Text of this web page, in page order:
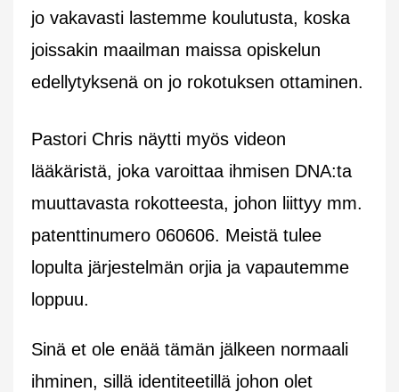
jo vakavasti lastemme koulutusta, koska
joissakin maailman maissa opiskelun
edellytyksenä on jo rokotuksen ottaminen.
Pastori Chris näytti myös videon
lääkäristä, joka varoittaa ihmisen DNA:ta
muuttavasta rokotteesta, johon liittyy mm.
patenttinumero 060606. Meistä tulee
lopulta järjestelmän orjia ja vapautemme
loppuu.
Sinä et ole enää tämän jälkeen normaali
ihminen, sillä identiteetillä johon olet